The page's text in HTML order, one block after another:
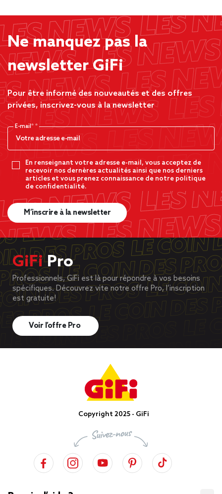
Ne manquez pas la
newsletter GiFi
Pour être informé des nouveautés et des offres
privées, inscrivez-vous à la newsletter
E-mail*
En renseignant votre adresse e-mail, vous acceptez de
recevoir nos dernères actualités ainsi que nos derniers
articles et vous prenez connaissance de notre politique
de confidentialité.
M’inscrire à la newsletter
GiFiPro
Professionnels, GiFi est là pour répondre à vos besoins
spécifiques. Découvrez vite notre offre Pro, l’inscription
est gratuite!
Voir l’offre Pro
Copyright 2025 - GiFi